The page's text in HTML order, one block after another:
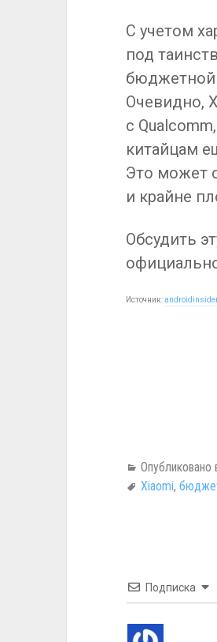
С учетом
под
бюджетной
Очевидно,
с
китайцам
Это может
и крайне
Обсудить
Источник:
Опубликовано
Xiaomi,
Подписка